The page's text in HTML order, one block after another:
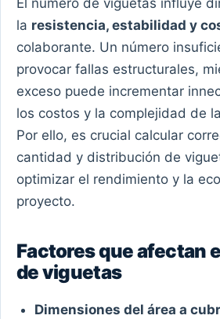
El número de viguetas influye
la resistencia, estabilidad y
colaborante. Un número
provocar fallas estructurales,
exceso puede incrementar
los costos y la complejidad de
Por ello, es crucial calcular
cantidad y distribución de
optimizar el rendimiento y la
proyecto.
Factores que afectan
de viguetas
Dimensiones del área a